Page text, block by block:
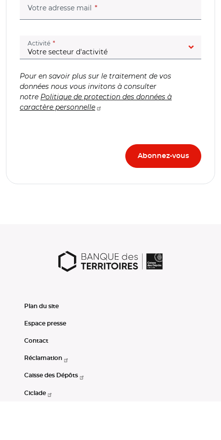
Votre adresse mail (champ obligatoire)
Activité (champ obligatoire)
Pour en savoir plus sur le traitement de vos
données nous vous invitons à consulter
notre Politique de protection des données à
caractère personnelle
Plan du site
Espace presse
Contact
Réclamation
Caisse des Dépôts
Ciclade